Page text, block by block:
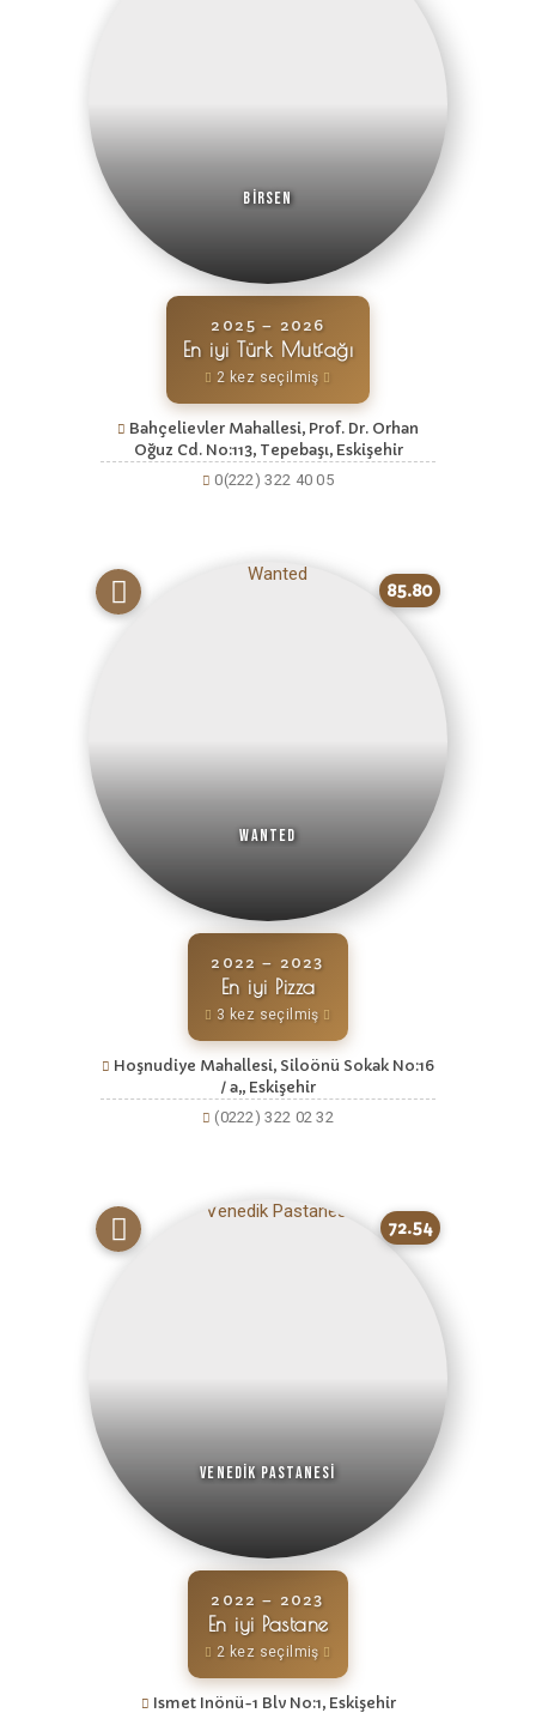
Birsen
2025 – 2026
En iyi Türk Mutfağı
2 kez seçilmiş
Bahçelievler Mahallesi, Prof. Dr. Orhan
Oğuz Cd. No:113, Tepebaşı, Eskişehir
0(222) 322 40 05
85.80
Wanted
2022 – 2023
En iyi Pizza
3 kez seçilmiş
Hoşnudiye Mahallesi, Siloönü Sokak No:16
/ a,, Eskişehir
(0222) 322 02 32
72.54
Venedik Pastanesi
2022 – 2023
En iyi Pastane
2 kez seçilmiş
Ismet Inönü-1 Blv No:1, Eskişehir